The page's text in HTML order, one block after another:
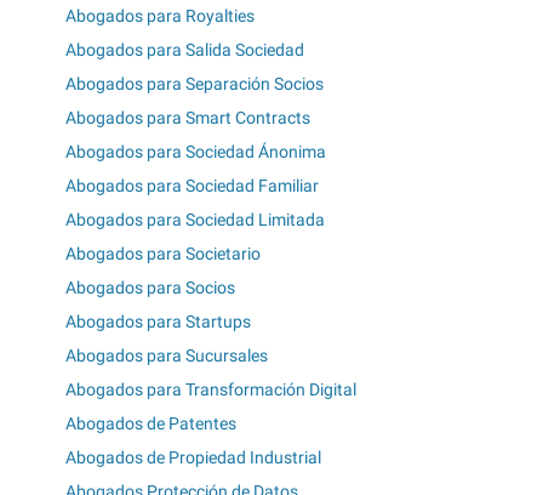
Abogados para Royalties
Abogados para Salida Sociedad
Abogados para Separación Socios
Abogados para Smart Contracts
Abogados para Sociedad Ánonima
Abogados para Sociedad Familiar
Abogados para Sociedad Limitada
Abogados para Societario
Abogados para Socios
Abogados para Startups
Abogados para Sucursales
Abogados para Transformación Digital
Abogados de Patentes
Abogados de Propiedad Industrial